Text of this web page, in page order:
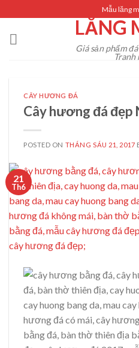
content
Mẫu lăng
LĂNG
Giá sản phẩm
Tranh
CÂY HƯƠNG ĐÁ
Cây hương đá đẹp
POSTED ON THÁNG SÁU 21, 2017
21
Th6